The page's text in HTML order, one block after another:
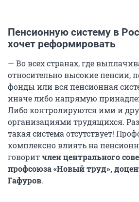
Пенсионную систему в
хочет реформировать
— Во всех странах, где
относительно высокие пенсии,
фонды или вся пенсионная
иначе либо напрямую
Либо контролируются ими и
организациями трудящихся.
такая система отсутствует!
комплексно влиять на
говоритчлен центрального
профсоюза «Новый труд»,
Гафуров.